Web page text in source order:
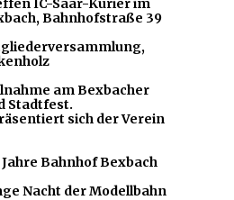
IC-Saar-Kurier im
Bahnhofstraße 39
am Bexbacher
Stadtfest.
sich der Verein
Bahnhof Bexbach
Nacht der Modellbahn